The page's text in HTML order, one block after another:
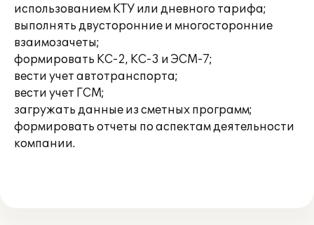
использованием КТУ или дневного тарифа;
выполнять двусторонние и многосторонние
взаимозачеты;
формировать КС-2, КС-3 и ЭСМ-7;
вести учет автотранспорта;
вести учет ГСМ;
загружать данные из сметных программ;
формировать отчеты по аспектам деятельности
компании.